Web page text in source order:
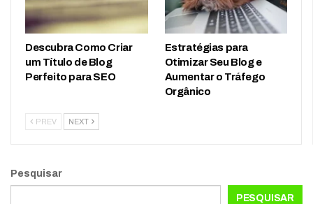
Descubra Como Criar
um Título de Blog
Perfeito para SEO
Estratégias para
Otimizar Seu Blog e
Aumentar o Tráfego
Orgânico
PREV NEXT
Pesquisar
PESQUISAR